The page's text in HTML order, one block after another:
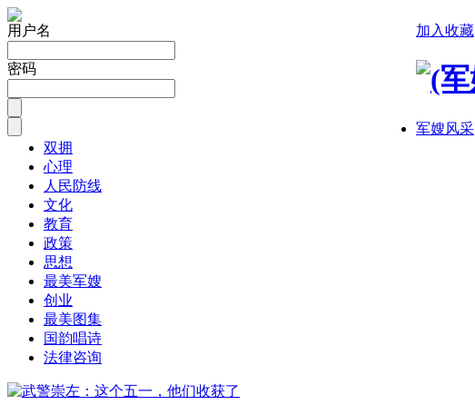
用户名
密码
加入收藏
军嫂风采
双拥
心理
人民防线
文化
教育
政策
思想
最美军嫂
创业
最美图集
国韵唱诗
法律咨询